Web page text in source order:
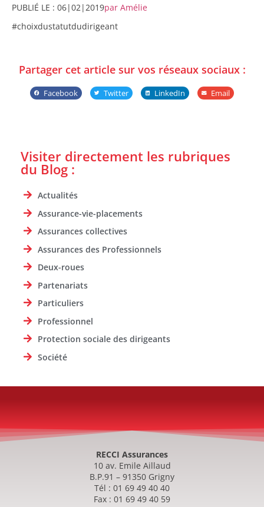
PUBLIÉ LE : 06|02|2019par Amélie
#choixdustatutdudirigeant
Partager cet article sur vos réseaux sociaux :
Facebook Twitter LinkedIn Email
Visiter directement les rubriques
du Blog :
Actualités
Assurance-vie-placements
Assurances collectives
Assurances des Professionnels
Deux-roues
Partenariats
Particuliers
Professionnel
Protection sociale des dirigeants
Société
RECCI Assurances
10 av. Emile Aillaud
B.P.91 – 91350 Grigny
Tél : 01 69 49 40 40
Fax : 01 69 49 40 59